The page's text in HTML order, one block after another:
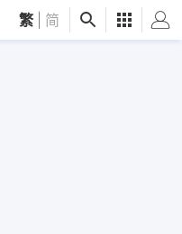
繁 简